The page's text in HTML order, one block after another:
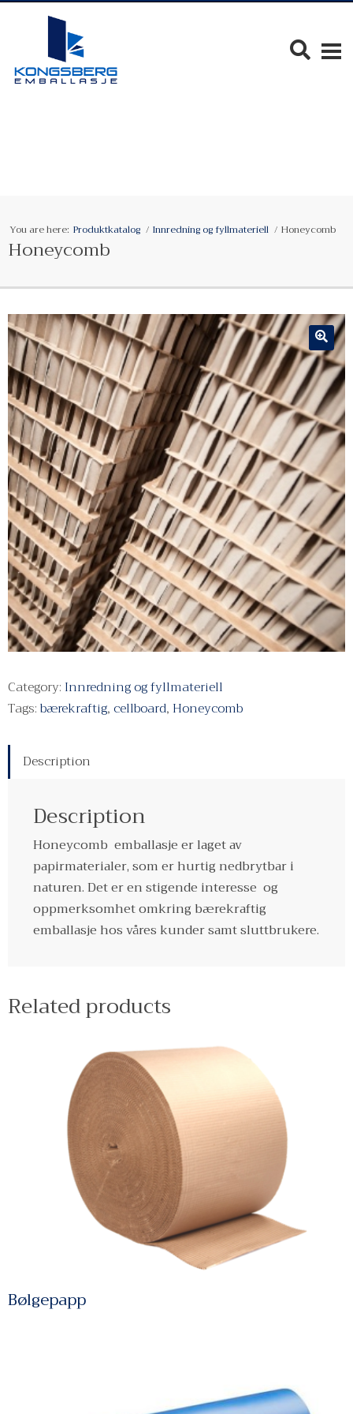
You are here: Produktkatalog Innredning og fyllmateriell Honeycomb
Honeycomb
Category: Innredning og fyllmateriell
Tags:bærekraftig, cellboard, Honeycomb
Description
Description
Honeycomb emballasje er laget av
papirmaterialer, som er hurtig nedbrytbar i
naturen. Det er en stigende interesse og
oppmerksomhet omkring bærekraftig
emballasje hos våres kunder samt sluttbrukere.
Related products
Bølgepapp